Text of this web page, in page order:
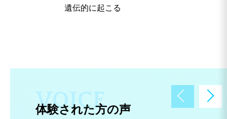
遺伝的に起こる
体験された方の声
VOICE